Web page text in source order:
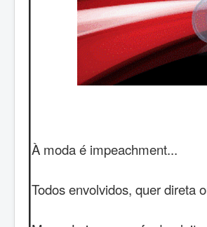
À moda é impeachment...
Todos envolvidos, quer direta